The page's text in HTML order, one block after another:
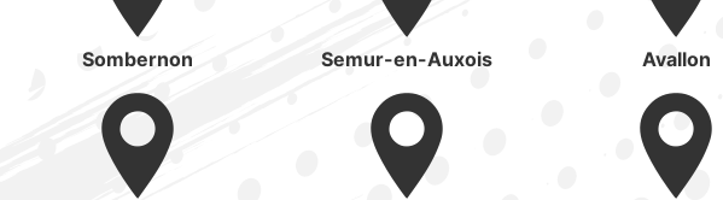
Sombernon Semur-en-Auxois Avallon